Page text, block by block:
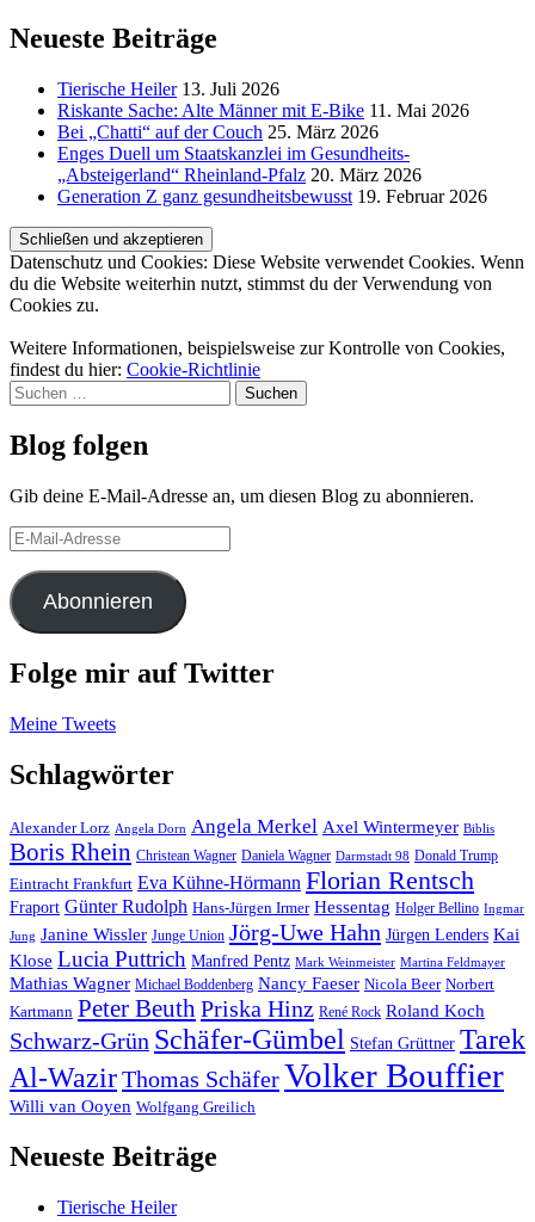
Neueste Beiträge
Tierische Heiler 13. Juli 2026
Riskante Sache: Alte Männer mit E-Bike 11. Mai 2026
Bei „Chatti“ auf der Couch 25. März 2026
Enges Duell um Staatskanzlei im Gesundheits-
„Absteigerland“ Rheinland-Pfalz 20. März 2026
Generation Z ganz gesundheitsbewusst 19. Februar 2026
Datenschutz und Cookies: Diese Website verwendet Cookies. Wenn
du die Website weiterhin nutzt, stimmst du der Verwendung von
Cookies zu.
Weitere Informationen, beispielsweise zur Kontrolle von Cookies,
findest du hier: Cookie-Richtlinie
Suchen
nach:
Blog folgen
Gib deine E-Mail-Adresse an, um diesen Blog zu abonnieren.
E-
Mail-
Adresse
Abonnieren
Folge mir auf Twitter
Meine Tweets
Schlagwörter
Alexander Lorz Angela Dorn Angela Merkel Axel Wintermeyer Biblis
Boris Rhein Christean Wagner Daniela Wagner Darmstadt 98 Donald Trump
Eintracht Frankfurt Eva Kühne-Hörmann Florian Rentsch
Fraport Günter Rudolph Hans-Jürgen Irmer Hessentag Holger Bellino Ingmar
Jung Janine Wissler Junge Union Jörg-Uwe Hahn Jürgen Lenders Kai
Klose Lucia Puttrich Manfred Pentz Mark Weinmeister Martina Feldmayer
Mathias Wagner Michael Boddenberg Nancy Faeser Nicola Beer Norbert
Kartmann Peter Beuth Priska Hinz René Rock Roland Koch
Schwarz-Grün Schäfer-Gümbel Stefan Grüttner Tarek
Al-WazirThomas SchäferVolker Bouffier
Willi van Ooyen Wolfgang Greilich
Neueste Beiträge
Tierische Heiler